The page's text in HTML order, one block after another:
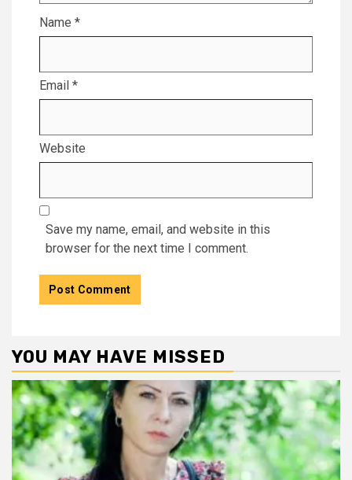
Name *
Email *
Website
Save my name, email, and website in this
browser for the next time I comment.
YOU MAY HAVE MISSED